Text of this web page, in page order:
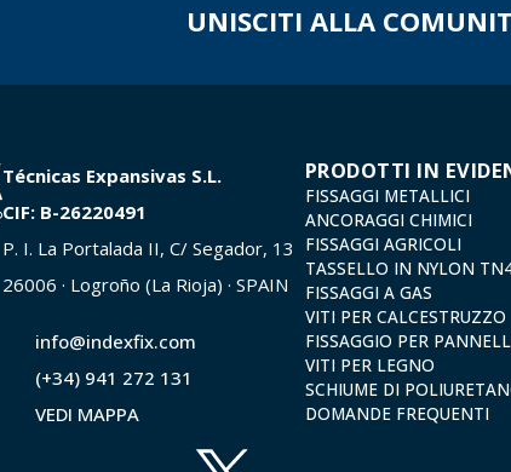
UNISCITI ALLA
Técnicas Expansivas S.L.
CIF: B-26220491
P. I. La Portalada II, C/ Segador, 13
26006 · Logroño (La Rioja) · SPAIN
info@indexfix.com
(+34) 941 272 131
VEDI MAPPA
PRODOTTI IN
FISSAGGI METALLICI
ANCORAGGI CHIMICI
FISSAGGI AGRICOLI
TASSELLO IN NYLON
FISSAGGI A GAS
VITI PER CALCESTRUZZO
FISSAGGIO PER
VITI PER LEGNO
SCHIUME DI
DOMANDE FREQUENTI